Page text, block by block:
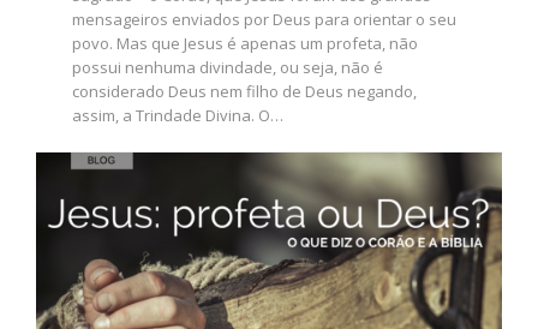
mensageiros enviados por Deus para orientar o seu
povo. Mas que Jesus é apenas um profeta, não
possui nenhuma divindade, ou seja, não é
considerado Deus nem filho de Deus negando,
assim, a Trindade Divina. O…